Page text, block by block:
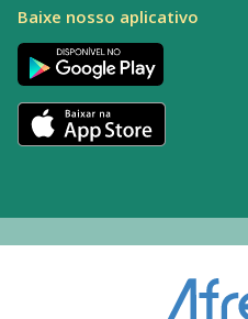
Baixe nosso aplicativo